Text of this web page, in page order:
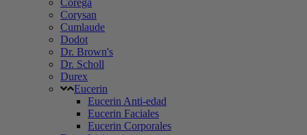
Corega
Corysan
Cumlaude
Dodot
Dr. Brown's
Dr. Scholl
Durex
Eucerin
Eucerin Anti-edad
Eucerin Faciales
Eucerin Corporales